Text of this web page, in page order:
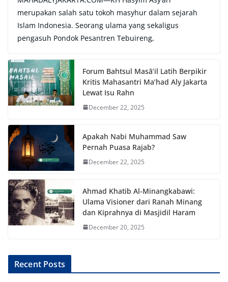
merupakan salah satu tokoh masyhur dalam sejarah
Islam Indonesia. Seorang ulama yang sekaligus
pengasuh Pondok Pesantren Tebuireng,
Forum Bahtsul Masā’il Latih Berpikir
Kritis Mahasantri Ma’had Aly Jakarta
Lewat Isu Rahn
December 22, 2025
Apakah Nabi Muhammad Saw
Pernah Puasa Rajab?
December 22, 2025
Ahmad Khatib Al-Minangkabawi:
Ulama Visioner dari Ranah Minang
dan Kiprahnya di Masjidil Haram
December 20, 2025
Recent Posts